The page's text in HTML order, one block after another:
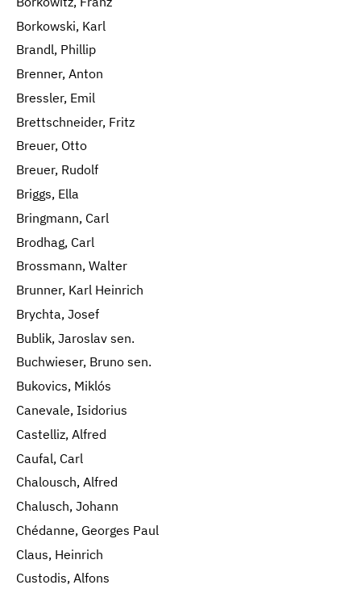
Borkowski, Karl
Brandl, Phillip
Brenner, Anton
Bressler, Emil
Brettschneider, Fritz
Breuer, Otto
Breuer, Rudolf
Briggs, Ella
Bringmann, Carl
Brodhag, Carl
Brossmann, Walter
Brunner, Karl Heinrich
Brychta, Josef
Bublik, Jaroslav sen.
Buchwieser, Bruno sen.
Bukovics, Miklós
Canevale, Isidorius
Castelliz, Alfred
Caufal, Carl
Chalousch, Alfred
Chalusch, Johann
Chédanne, Georges Paul
Claus, Heinrich
Custodis, Alfons